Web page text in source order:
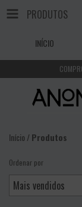
PRODUTOS
INÍCIO
Início /Produtos
Ordenar por